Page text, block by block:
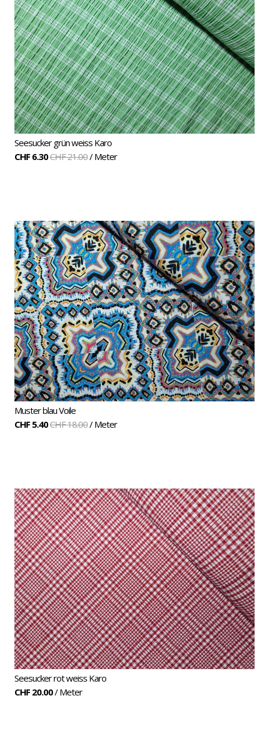
Seesucker grün weiss Karo
CHF 6.30CHF 21.00/ Meter
Muster blau Voile
CHF 5.40CHF 18.00/ Meter
Seesucker rot weiss Karo
CHF 20.00/ Meter